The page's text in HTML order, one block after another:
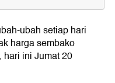
Jum'at, 20
Harga
ubah setiap hari
harga sembako
hari ini Jumat 20